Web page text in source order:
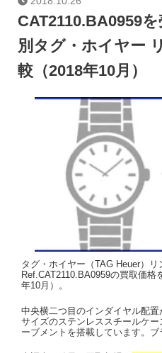
CAT2110.BA0959
別タグ・ホイヤー
較（2018年10月）
タグ・ホイヤー（TAG Heuer）リ
Ref.CAT2110.BA0959の買取価
年10月）。
中央横二つ目のインダイヤル配
サイズのステンレススチールケ
ーブメントを搭載しています。ブ